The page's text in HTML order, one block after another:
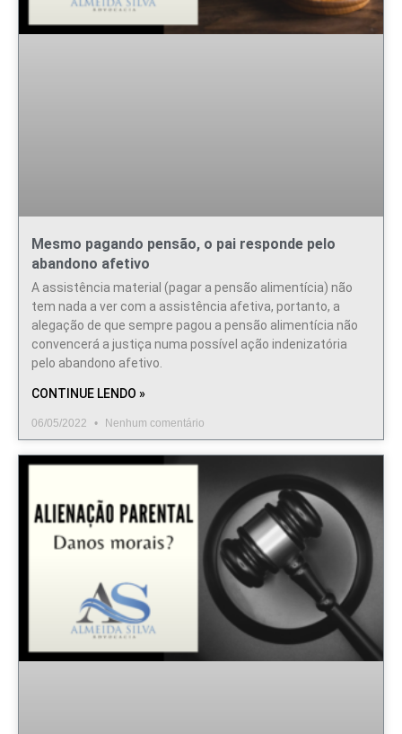
Mesmo pagando pensão, o pai responde pelo
abandono afetivo
A assistência material (pagar a pensão alimentícia) não
tem nada a ver com a assistência afetiva, portanto, a
alegação de que sempre pagou a pensão alimentícia não
convencerá a justiça numa possível ação indenizatória
pelo abandono afetivo.
CONTINUE LENDO »
06/05/2022 Nenhum comentário